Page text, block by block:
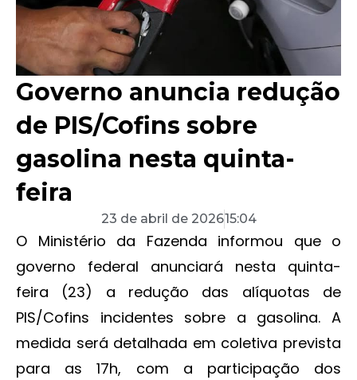
Governo anuncia redução
de PIS/Cofins sobre
gasolina nesta quinta-
feira
23 de abril de 202615:04
O Ministério da Fazenda informou que o
governo federal anunciará nesta quinta-
feira (23) a redução das alíquotas de
PIS/Cofins incidentes sobre a gasolina. A
medida será detalhada em coletiva prevista
para as 17h, com a participação dos